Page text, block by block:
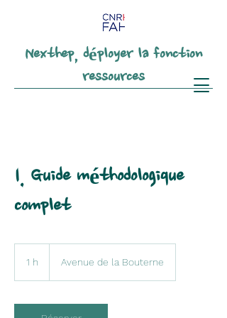
Nexthep, déployer la fonction
ressources
1. Guide méthodologique
complet
1 h Avenue de la Bouterne